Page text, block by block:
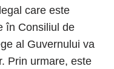
care este
în Consiliul de
al Guvernului va
Prin urmare, este